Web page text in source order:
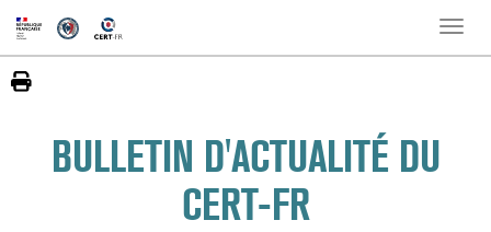
Toggle
BULLETIN D'ACTUALITÉ DU
CERT-FR